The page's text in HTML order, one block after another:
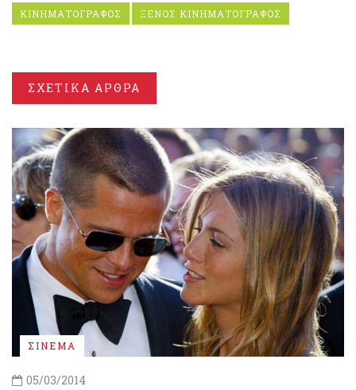
ΚΙΝΗΜΑΤΟΓΡΑΦΟΣ ΞΕΝΟΣ ΚΙΝΗΜΑΤΟΓΡΑΦΟΣ
ΣΧΕΤΙΚΑ ΑΡΘΡΑ
ΣΙΝΕΜΑ
05/03/2014